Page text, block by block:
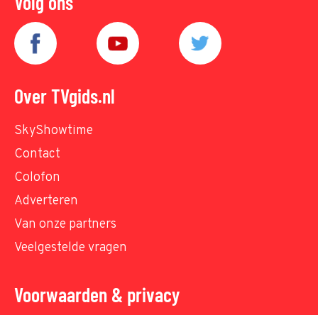
Over TVgids.nl
SkyShowtime
Contact
Colofon
Adverteren
Van onze partners
Veelgestelde vragen
Voorwaarden & privacy